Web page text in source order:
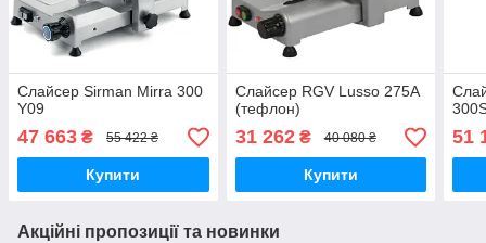
Слайсер Sirman Mirra 300
Y09
47 663 ₴ 55 422 ₴
Купити
Слайсер RGV Lusso 275A
(тефлон)
31 262₴ 40 080 ₴
Купити
51
Акційні пропозиції та новинки